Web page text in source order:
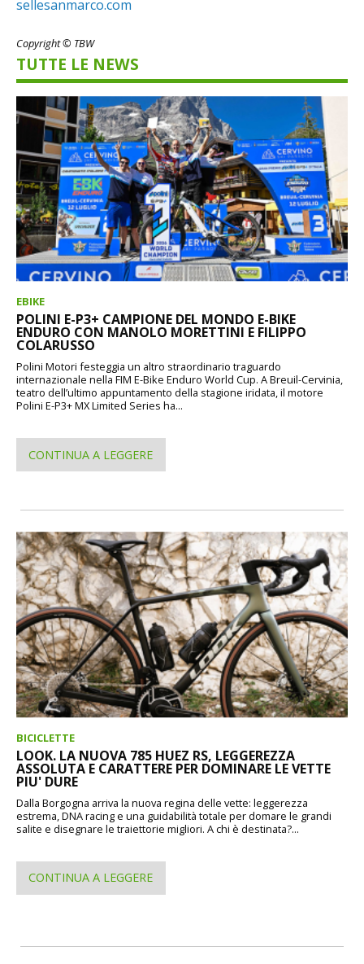
sellesanmarco.com
Copyright © TBW
TUTTE LE NEWS
EBIKE
POLINI E-P3+ CAMPIONE DEL MONDO E-BIKE
ENDURO CON MANOLO MORETTINI E FILIPPO
COLARUSSO
Polini Motori festeggia un altro straordinario traguardo
internazionale nella FIM E-Bike Enduro World Cup. A Breuil-Cervinia,
teatro dell’ultimo appuntamento della stagione iridata, il motore
Polini E-P3+ MX Limited Series ha...
CONTINUA A LEGGERE
BICICLETTE
LOOK. LA NUOVA 785 HUEZ RS, LEGGEREZZA
ASSOLUTA E CARATTERE PER DOMINARE LE VETTE
PIU' DURE
Dalla Borgogna arriva la nuova regina delle vette: leggerezza
estrema, DNA racing e una guidabilità totale per domare le grandi
salite e disegnare le traiettorie migliori. A chi è destinata?...
CONTINUA A LEGGERE